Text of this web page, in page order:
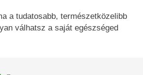
a tudatosabb, természetközelibb
válhatsz a saját egészséged